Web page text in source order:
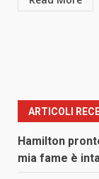
ARTICOLI
Hamilton
mia fame è